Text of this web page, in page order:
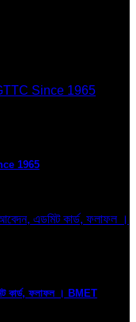
1965
কার্ড, ফলাফল । BMET